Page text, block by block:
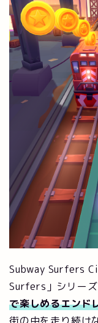
Subway Surfers
Surfers」シリー
で楽しめるエンド